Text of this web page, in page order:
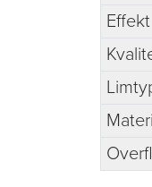
Effekt